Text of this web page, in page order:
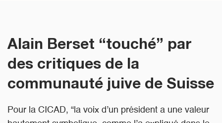
Alain Berset “touché” par
des critiques de la
communauté juive de Suisse
Pour la CICAD, “la voix d’un président a une valeur